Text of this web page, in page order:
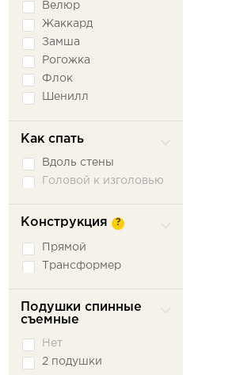
Велюр
Жаккард
Замша
Рогожка
Флок
Шенилл
Как спать
Вдоль стены
Головой к изголовью
Конструкция ?
Прямой
Трансформер
Подушки спинные
съемные
Нет
2 подушки